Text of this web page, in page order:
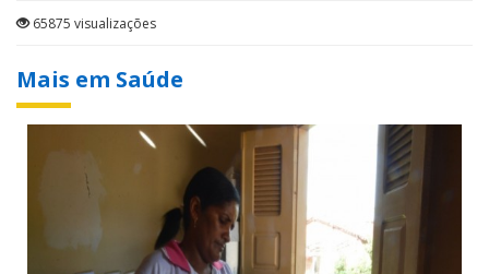
65875 visualizações
Mais em Saúde